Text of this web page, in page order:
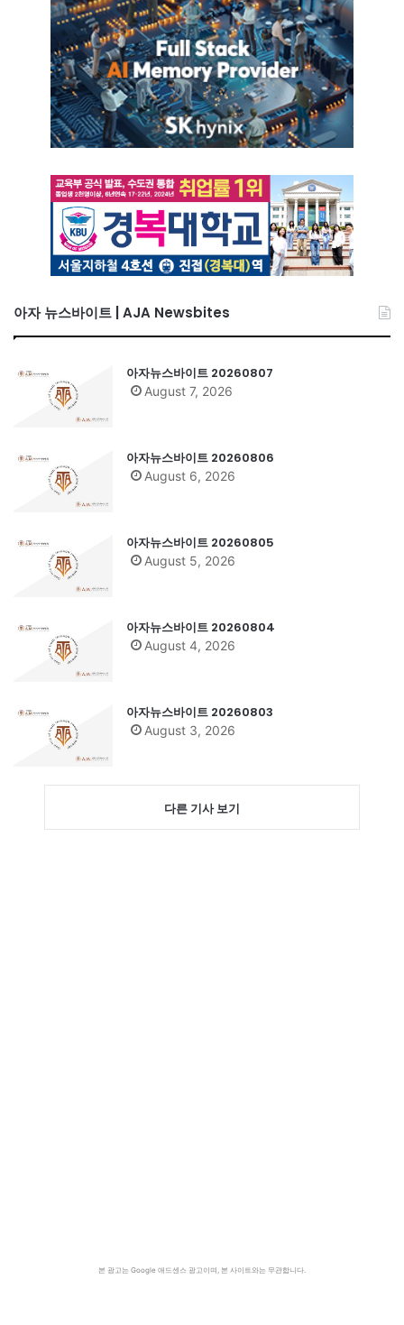
아자 뉴스바이트 | AJA Newsbites
아자뉴스바이트 20260807
August 7, 2026
아자뉴스바이트 20260806
August 6, 2026
아자뉴스바이트 20260805
August 5, 2026
아자뉴스바이트 20260804
August 4, 2026
아자뉴스바이트 20260803
August 3, 2026
다른 기사 보기
본 광고는 Google 애드센스 광고이며, 본 사이트와는 무관합니다.